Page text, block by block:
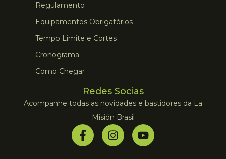
Regulamento
Equipamentos Obrigatórios
Tempo Limite e Cortes
Cronograma
Como Chegar
Redes Socias
Acompanhe todas as novidades e bastidores da La
Misión Brasil